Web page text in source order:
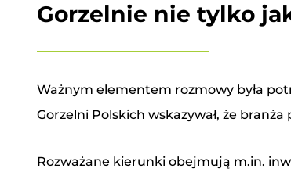
Gorzelnie nie tylko
Ważnym elementem rozmowy była
Gorzelni Polskich wskazywał, że
Rozważane kierunki obejmują m.in.